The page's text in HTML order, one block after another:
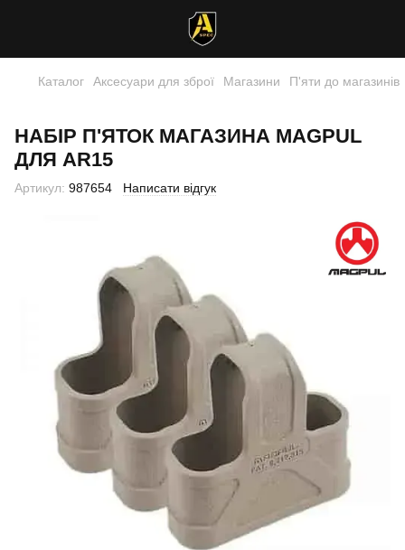
Каталог Аксесуари для зброї Магазини П'яти до магазинів
НАБІР П'ЯТОК МАГАЗИНА MAGPUL
ДЛЯ AR15
Артикул: 987654 Написати відгук